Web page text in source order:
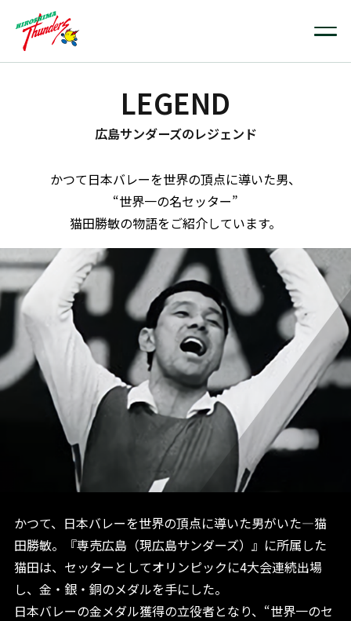
LEGEND
広島サンダーズのレジェンド
かつて日本バレーを世界の頂点に導いた男、
“世界一の名セッター”
猫田勝敏の物語をご紹介しています。
かつて、日本バレーを世界の頂点に導いた男がいた―猫
田勝敏。『専売広島（現広島サンダーズ）』に所属した
猫田は、セッターとしてオリンピックに4大会連続出場
し、金・銀・銅のメダルを手にした。
日本バレーの金メダル獲得の立役者となり、“世界一のセ